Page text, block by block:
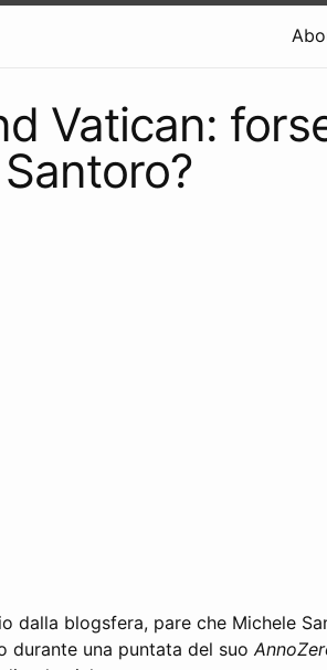
Vatican:
dalla blogsfera, pare che Michele
una puntata del suo